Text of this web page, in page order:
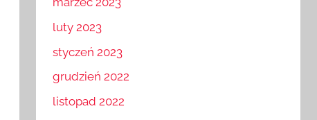
marzec 2023
luty 2023
styczeń 2023
grudzień 2022
listopad 2022